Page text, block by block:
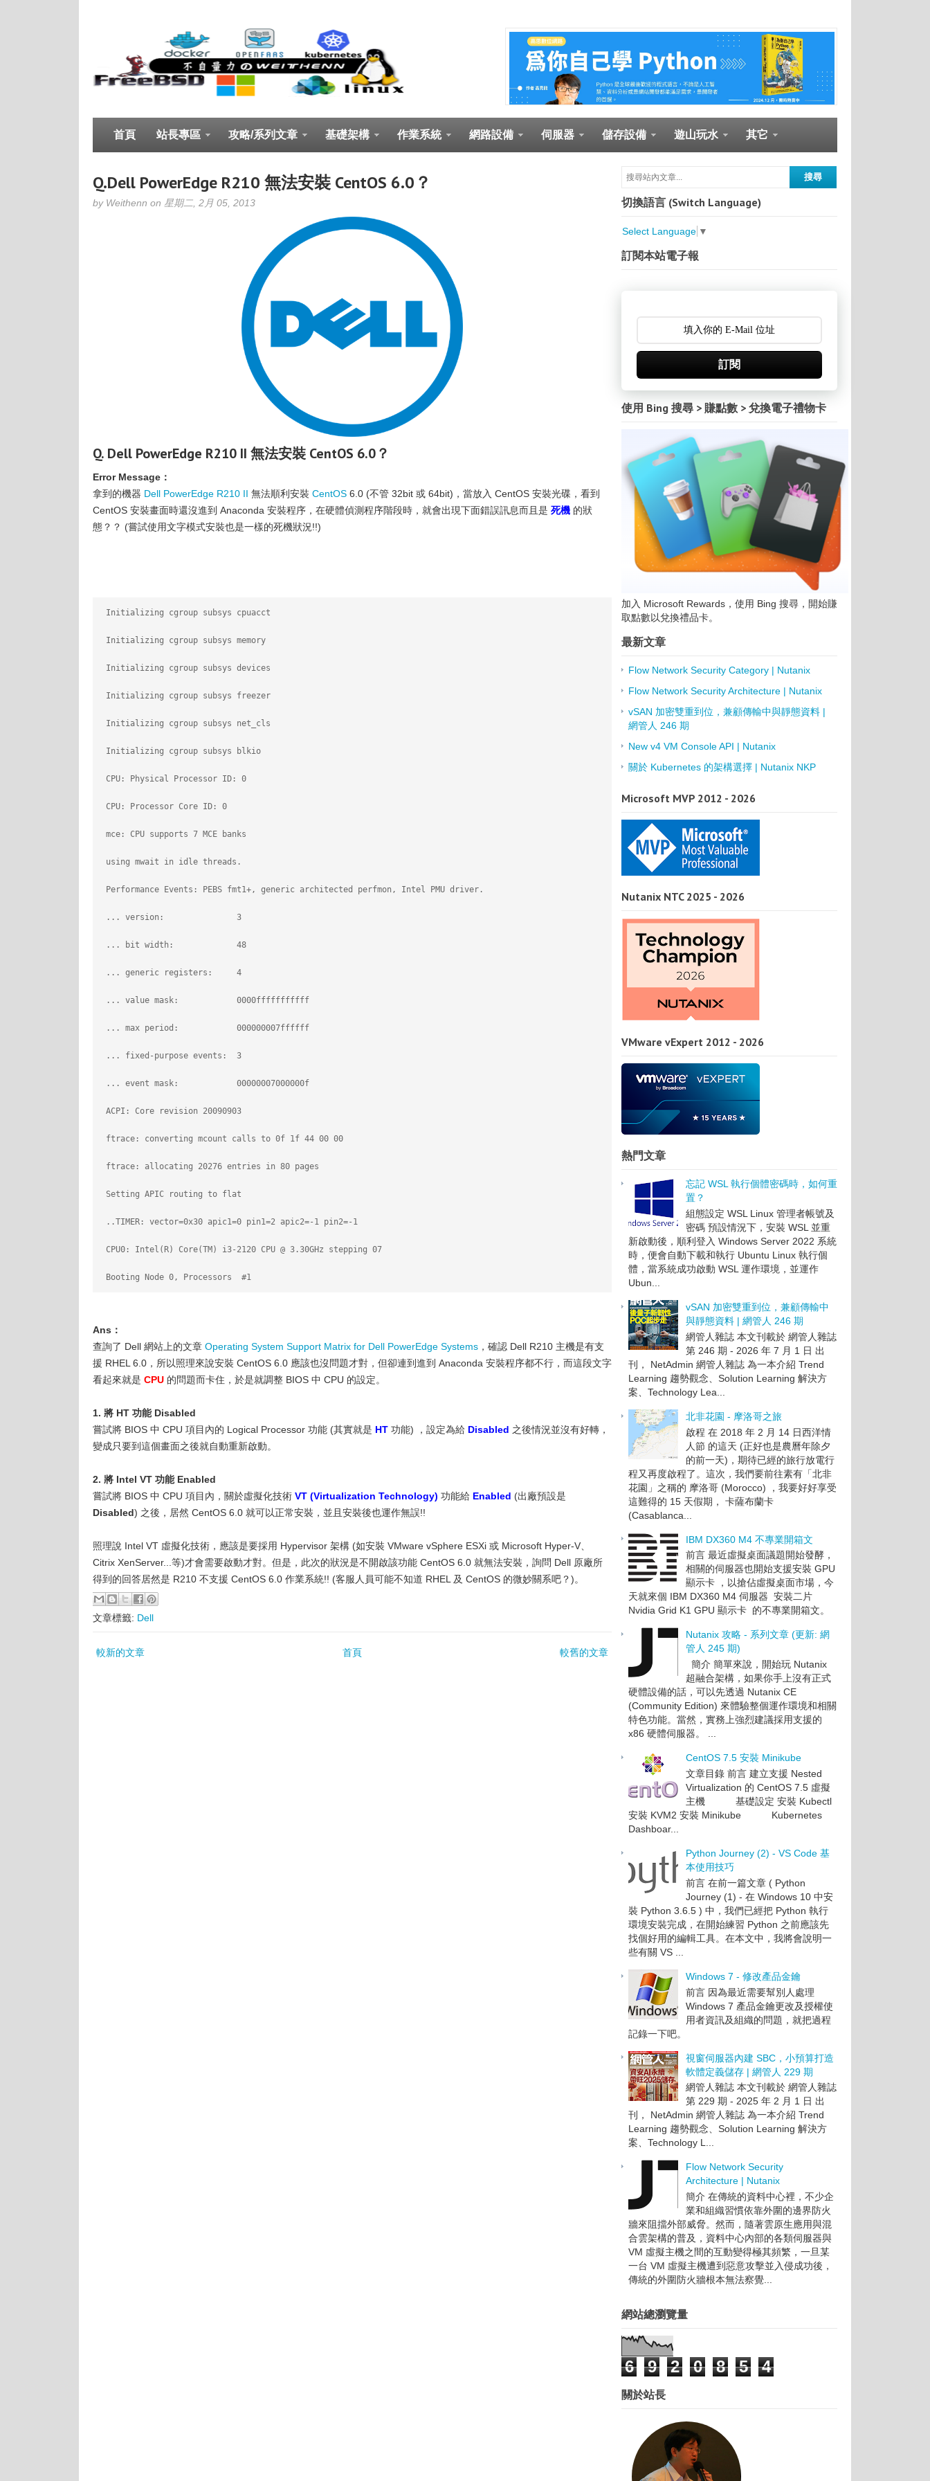
首頁 站長專區 攻略/系列文章 基礎架構 作業系統 網路設備 伺服器 儲存設備 遊山玩水 其它
Q.Dell PowerEdge R210 無法安裝 CentOS 6.0？
by Weithenn on 星期二, 2月 05, 2013
Q. Dell PowerEdge R210 II 無法安裝 CentOS 6.0？
Error Message：
拿到的機器 Dell PowerEdge R210 II 無法順利安裝 CentOS 6.0 (不管 32bit 或 64bit)，當放入 CentOS 安裝光碟，看到
CentOS 安裝畫面時還沒進到 Anaconda 安裝程序，在硬體偵測程序階段時，就會出現下面錯誤訊息而且是 死機 的狀
態？？ (嘗試使用文字模式安裝也是一樣的死機狀況!!)
Initializing cgroup subsys cpuacct
Initializing cgroup subsys memory
Initializing cgroup subsys devices
Initializing cgroup subsys freezer
Initializing cgroup subsys net_cls
Initializing cgroup subsys blkio
CPU: Physical Processor ID: 0
CPU: Processor Core ID: 0
mce: CPU supports 7 MCE banks
using mwait in idle threads.
Performance Events: PEBS fmt1+, generic architected perfmon, Intel PMU driver.
... version:               3
... bit width:             48
... generic registers:     4
... value mask:            0000fffffffffff
... max period:            000000007ffffff
... fixed-purpose events:  3
... event mask:            00000007000000f
ACPI: Core revision 20090903
ftrace: converting mcount calls to 0f 1f 44 00 00
ftrace: allocating 20276 entries in 80 pages
Setting APIC routing to flat
..TIMER: vector=0x30 apic1=0 pin1=2 apic2=-1 pin2=-1
CPU0: Intel(R) Core(TM) i3-2120 CPU @ 3.30GHz stepping 07
Booting Node 0, Processors  #1
Ans：
查詢了 Dell 網站上的文章 Operating System Support Matrix for Dell PowerEdge Systems ，確認 Dell R210 主機是有支
援 RHEL 6.0，所以照理來說安裝 CentOS 6.0 應該也沒問題才對，但卻連到進到 Anaconda 安裝程序都不行，而這段文字
看起來就是 CPU 的問題而卡住，於是就調整 BIOS 中 CPU 的設定。
1. 將 HT 功能 Disabled
嘗試將 BIOS 中 CPU 項目內的 Logical Processor 功能 (其實就是 HT 功能) ，設定為給 Disabled 之後情況並沒有好轉，
變成只要到這個畫面之後就自動重新啟動。
2. 將 Intel VT 功能 Enabled
嘗試將 BIOS 中 CPU 項目內，關於虛擬化技術 VT (Virtualization Technology) 功能給 Enabled (出廠預設是
Disabled) 之後，居然 CentOS 6.0 就可以正常安裝，並且安裝後也運作無誤!!
照理說 Intel VT 虛擬化技術，應該是要採用 Hypervisor 架構 (如安裝 VMware vSphere ESXi 或 Microsoft Hyper-V、
Citrix XenServer...等)才會需要啟動才對。但是，此次的狀況是不開啟該功能 CentOS 6.0 就無法安裝，詢問 Dell 原廠所
得到的回答居然是 R210 不支援 CentOS 6.0 作業系統!! (客服人員可能不知道 RHEL 及 CentOS 的微妙關系吧？)。
文章標籤: Dell
較新的文章 較舊的文章
首頁
切換語言 (Switch Language)
Select Language ▼
訂閱本站電子報
訂閱
使用 Bing 搜尋 > 賺點數 > 兌換電子禮物卡
加入 Microsoft Rewards，使用 Bing 搜尋，開始賺
取點數以兌換禮品卡。
最新文章
Flow Network Security Category | Nutanix
Flow Network Security Architecture | Nutanix
vSAN 加密雙重到位，兼顧傳輸中與靜態資料 |
網管人 246 期
New v4 VM Console API | Nutanix
關於 Kubernetes 的架構選擇 | Nutanix NKP
Microsoft MVP 2012 - 2026
Nutanix NTC 2025 - 2026
VMware vExpert 2012 - 2026
熱門文章
忘記 WSL 執行個體密碼時，如何重
置？
組態設定 WSL Linux 管理者帳號及
密碼 預設情況下，安裝 WSL 並重
新啟動後，順利登入 Windows Server 2022 系統
時，便會自動下載和執行 Ubuntu Linux 執行個
體，當系統成功啟動 WSL 運作環境，並運作
Ubun...
vSAN 加密雙重到位，兼顧傳輸中
與靜態資料 | 網管人 246 期
網管人雜誌 本文刊載於 網管人雜誌
第 246 期 - 2026 年 7 月 1 日 出
刊， NetAdmin 網管人雜誌 為一本介紹 Trend
Learning 趨勢觀念、Solution Learning 解決方
案、Technology Lea...
北非花園 - 摩洛哥之旅
啟程 在 2018 年 2 月 14 日西洋情
人節 的這天 (正好也是農曆年除夕
的前一天)，期待已經的旅行放電行
程又再度啟程了。這次，我們要前往素有「北非
花園」之稱的 摩洛哥 (Morocco) ，我要好好享受
這難得的 15 天假期， 卡薩布蘭卡
(Casablanca...
IBM DX360 M4 不專業開箱文
前言 最近虛擬桌面議題開始發酵，
相關的伺服器也開始支援安裝 GPU
顯示卡 ，以搶佔虛擬桌面市場，今
天就來個 IBM DX360 M4 伺服器 安裝二片
Nvidia Grid K1 GPU 顯示卡 的不專業開箱文。
Nutanix 攻略 - 系列文章 (更新: 網
管人 245 期)
簡介 簡單來說，開始玩 Nutanix
超融合架構，如果你手上沒有正式
硬體設備的話，可以先透過 Nutanix CE
(Community Edition) 來體驗整個運作環境和相關
特色功能。當然，實務上強烈建議採用支援的
x86 硬體伺服器。 ...
CentOS 7.5 安裝 Minikube
文章目錄 前言 建立支援 Nested
Virtualization 的 CentOS 7.5 虛擬
主機 基礎設定 安裝 Kubectl
安裝 KVM2 安裝 Minikube Kubernetes
Dashboar...
Python Journey (2) - VS Code 基
本使用技巧
前言 在前一篇文章 ( Python
Journey (1) - 在 Windows 10 中安
裝 Python 3.6.5 ) 中，我們已經把 Python 執行
環境安裝完成，在開始練習 Python 之前應該先
找個好用的編輯工具。在本文中，我將會說明一
些有關 VS ...
Windows 7 - 修改產品金鑰
前言 因為最近需要幫別人處理
Windows 7 產品金鑰更改及授權使
用者資訊及組織的問題，就把過程
記錄一下吧。
視窗伺服器內建 SBC，小預算打造
軟體定義儲存 | 網管人 229 期
網管人雜誌 本文刊載於 網管人雜誌
第 229 期 - 2025 年 2 月 1 日 出
刊， NetAdmin 網管人雜誌 為一本介紹 Trend
Learning 趨勢觀念、Solution Learning 解決方
案、Technology L...
Flow Network Security
Architecture | Nutanix
簡介 在傳統的資料中心裡，不少企
業和組織習慣依靠外圍的邊界防火
牆來阻擋外部威脅。然而，隨著雲原生應用與混
合雲架構的普及，資料中心內部的各類伺服器與
VM 虛擬主機之間的互動變得極其頻繁，一旦某
一台 VM 虛擬主機遭到惡意攻擊並入侵成功後，
傳統的外圍防火牆根本無法察覺...
網站總瀏覽量
6 9 2 0 8 5 4
關於站長